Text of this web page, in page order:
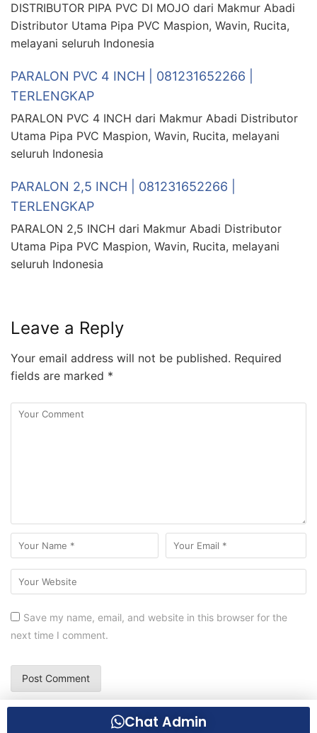
DISTRIBUTOR PIPA PVC DI MOJO dari Makmur Abadi
Distributor Utama Pipa PVC Maspion, Wavin, Rucita,
melayani seluruh Indonesia
PARALON PVC 4 INCH | 081231652266 |
TERLENGKAP
PARALON PVC 4 INCH dari Makmur Abadi Distributor
Utama Pipa PVC Maspion, Wavin, Rucita, melayani
seluruh Indonesia
PARALON 2,5 INCH | 081231652266 |
TERLENGKAP
PARALON 2,5 INCH dari Makmur Abadi Distributor
Utama Pipa PVC Maspion, Wavin, Rucita, melayani
seluruh Indonesia
Leave a Reply
Your email address will not be published. Required
fields are marked *
Save my name, email, and website in this browser for the
next time I comment.
Chat Admin